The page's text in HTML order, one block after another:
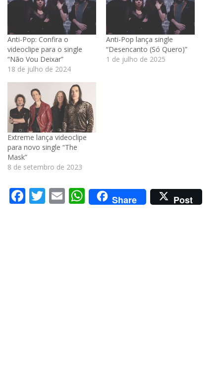
Anti-Pop: Confira o
videoclipe para o single
“Não Vou Deixar”
18 de julho de 2024
Anti-Pop lança single
“Desencanto (Só Quero)”
1 de julho de 2025
Extreme lança videoclipe
para novo single “The
Mask”
8 de setembro de 2023
Facebook
Twitter
EmailWhatsApp
Share Post